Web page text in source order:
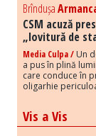
Brîndușa
CSM acuză
„lovitură de
Media Culpa / Un
a pus în plină
care conduce în
oligarhie
Vis a Vis